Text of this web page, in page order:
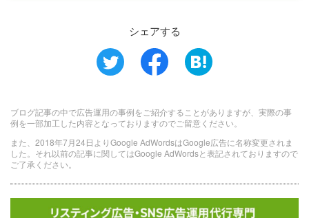
シェアする
ブログ記事の中で広告運用の事例をご紹介することがありますが、実際の事
例を一部加工した内容となっておりますのでご留意ください。
また、2018年7月24日よりGoogle AdWordsはGoogle広告に名称変更されま
した。それ以前の記事に関してはGoogle AdWordsと表記されておりますので
ご了承ください。